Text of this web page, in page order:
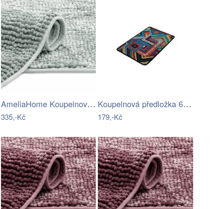
AmeliaHome Koupelnový koberec Bati šedý…
335,-Kč
Koupelnová předložka 60x40 cm Maglie -…
179,-Kč